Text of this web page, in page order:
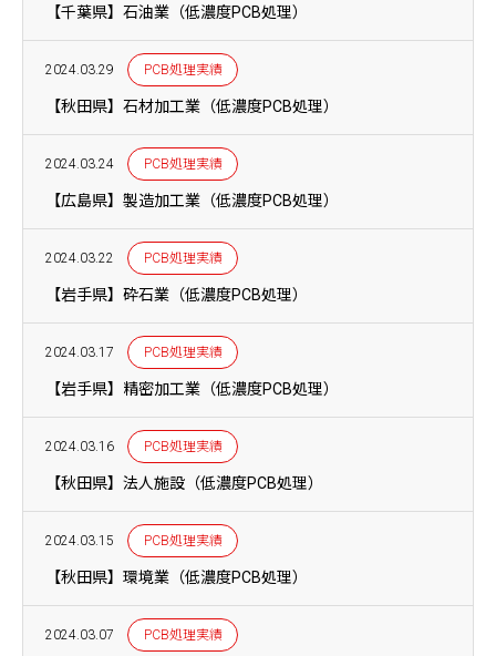
【千葉県】石油業（低濃度PCB処理）
2024.03.29 PCB処理実績
【秋田県】石材加工業（低濃度PCB処理）
2024.03.24 PCB処理実績
【広島県】製造加工業（低濃度PCB処理）
2024.03.22 PCB処理実績
【岩手県】砕石業（低濃度PCB処理）
2024.03.17 PCB処理実績
【岩手県】精密加工業（低濃度PCB処理）
2024.03.16 PCB処理実績
【秋田県】法人施設（低濃度PCB処理）
2024.03.15 PCB処理実績
【秋田県】環境業（低濃度PCB処理）
2024.03.07 PCB処理実績